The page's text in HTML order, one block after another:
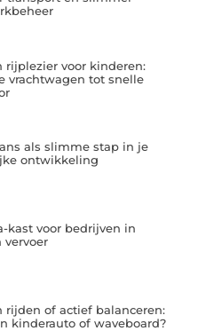
rijplezier voor kinderen:
vrachtwagen tot snelle
als slimme stap in je
ontwikkeling
kast voor bedrijven in
vervoer
rijden of actief balanceren:
kinderauto of waveboard?